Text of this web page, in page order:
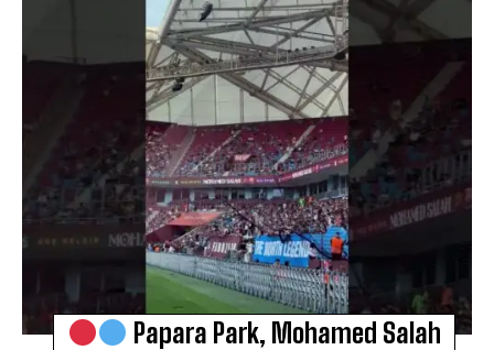
Papara Park, Mohamed Salah